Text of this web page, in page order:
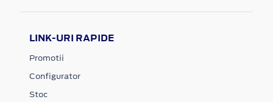
LINK-URI RAPIDE
Promotii
Configurator
Stoc